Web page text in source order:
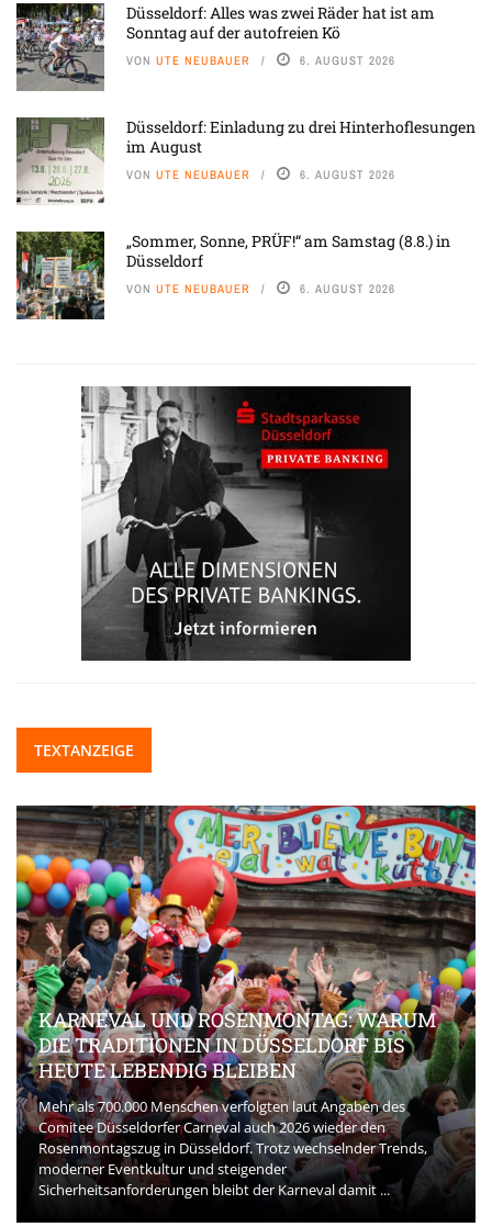
Düsseldorf: Alles was zwei Räder hat ist am
Sonntag auf der autofreien Kö
VON UTE NEUBAUER 6. AUGUST 2026
Düsseldorf: Einladung zu drei Hinterhoflesungen
im August
VON UTE NEUBAUER 6. AUGUST 2026
„Sommer, Sonne, PRÜF!“ am Samstag (8.8.) in
Düsseldorf
VON UTE NEUBAUER 6. AUGUST 2026
TEXTANZEIGE
KARNEVAL UND ROSENMONTAG: WARUM
DIE TRADITIONEN IN DÜSSELDORF BIS
HEUTE LEBENDIG BLEIBEN
Mehr als 700.000 Menschen verfolgten laut Angaben des
Comitee Düsseldorfer Carneval auch 2026 wieder den
Rosenmontagszug in Düsseldorf. Trotz wechselnder Trends,
moderner Eventkultur und steigender
Sicherheitsanforderungen bleibt der Karneval damit ...